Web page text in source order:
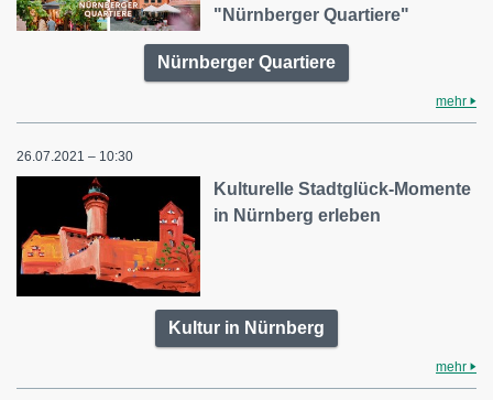
"Nürnberger Quartiere"
Nürnberger Quartiere
mehr
26.07.2021 – 10:30
Kulturelle Stadtglück-Momente
in Nürnberg erleben
Kultur in Nürnberg
mehr